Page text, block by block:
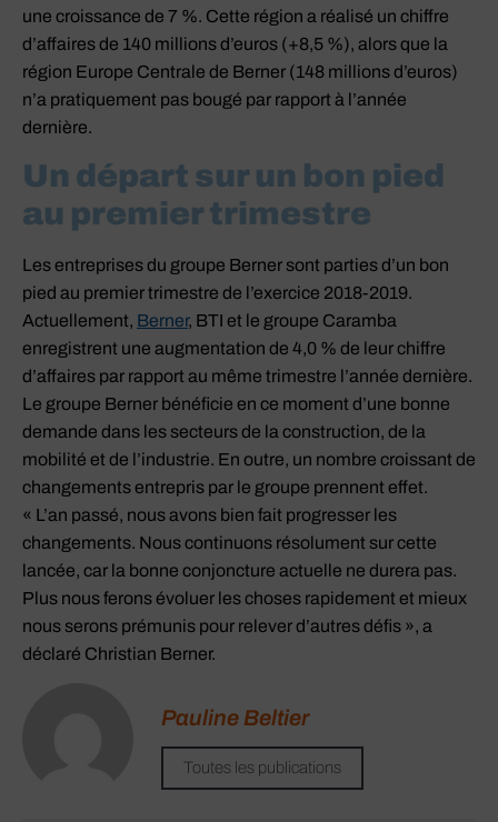
une croissance de 7 %. Cette région a réalisé un chiffre
d’affaires de 140 millions d’euros (+8,5 %), alors que la
région Europe Centrale de Berner (148 millions d’euros)
n’a pratiquement pas bougé par rapport à l’année
dernière.
Un départ sur un bon pied
au premier trimestre
Les entreprises du groupe Berner sont parties d’un bon
pied au premier trimestre de l’exercice 2018-2019.
Actuellement, Berner, BTI et le groupe Caramba
enregistrent une augmentation de 4,0 % de leur chiffre
d’affaires par rapport au même trimestre l’année dernière.
Le groupe Berner bénéficie en ce moment d’une bonne
demande dans les secteurs de la construction, de la
mobilité et de l’industrie. En outre, un nombre croissant de
changements entrepris par le groupe prennent effet.
« L’an passé, nous avons bien fait progresser les
changements. Nous continuons résolument sur cette
lancée, car la bonne conjoncture actuelle ne durera pas.
Plus nous ferons évoluer les choses rapidement et mieux
nous serons prémunis pour relever d’autres défis », a
déclaré Christian Berner.
Pauline Beltier
Toutes les publications